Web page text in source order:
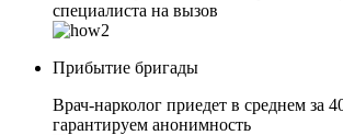
специалиста на вызов
Прибытие бригады
Врач-нарколог приедет в среднем за
гарантируем анонимность